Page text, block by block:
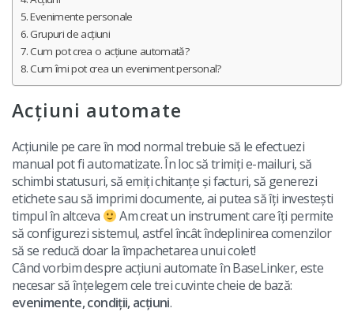
Automatizarea fluxului de lucru
Base Connect
AI pentru comerțul electronic
Suport
Blog
Servicii
Implementari de sistem
Altele
Colaborare si parteneri
Contact
polski
english (US)
english (GB)
english (IN)
română
Čeština
deutsch
português (BR)
Evenimente personale
Grupuri de acțiuni
Cum pot crea o acțiune automată?
Cum îmi pot crea un eveniment personal?
Acțiuni automate
Acțiunile pe care în mod normal trebuie să le efectuezi
manual pot fi automatizate. În loc să trimiți e-mailuri, să
schimbi statusuri, să emiți chitanțe și facturi, să generezi
etichete sau să imprimi documente, ai putea să îți investești
timpul în altceva
Am creat un instrument care îți permite
să configurezi sistemul, astfel încât îndeplinirea comenzilor
să se reducă doar la împachetarea unui colet!
Când vorbim despre acțiuni automate în BaseLinker, este
necesar să înțelegem cele trei cuvinte cheie de bază:
evenimente, condiții, acțiuni.